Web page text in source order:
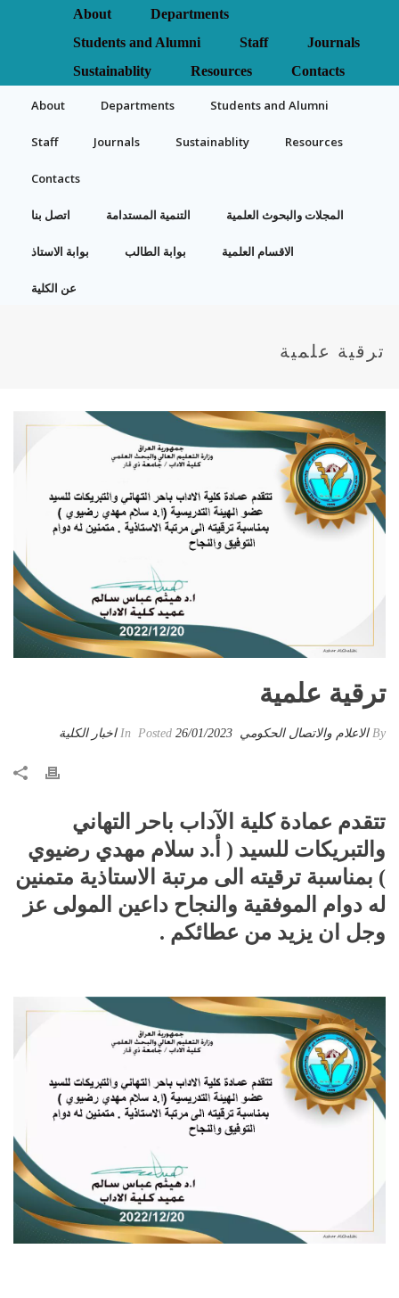
About
Departments
Students and Alumni
Staff
Journals
Sustainablity
Resources Contacts
About Departments Students and Alumni
Staff Journals Sustainablity Resources
Contacts
اتصل بنا التنمية المستدامة المجلات والبحوث العلمية
بوابة الاستاذ بوابة الطالب الاقسام العلمية
عن الكلية
ترقية علمية
ترقية علمية
By الاعلام والاتصال الحكومي 26/01/2023 اخبار الكلية
تتقدم عمادة كلية الآداب باحر التهاني
والتبريكات للسيد ( أ.د سلام مهدي رضيوي
) بمناسبة ترقيته الى مرتبة الاستاذية متمنين
له دوام الموفقية والنجاح داعين المولى عز
وجل ان يزيد من عطائكم .